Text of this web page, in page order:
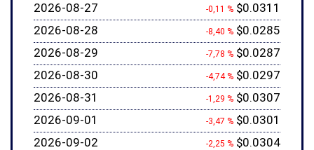
2026-08-27
-0,11 % $0.0311
2026-08-28
-8,40 % $0.0285
2026-08-29
-7,78 % $0.0287
2026-08-30
-4,74 % $0.0297
2026-08-31
-1,29 % $0.0307
2026-09-01
-3,47 % $0.0301
2026-09-02
-2,25 % $0.0304